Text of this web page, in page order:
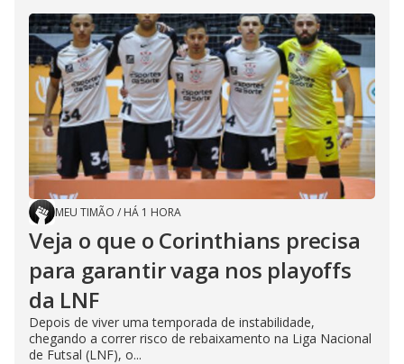
MEU TIMÃO / HÁ 1 HORA
Veja o que o Corinthians precisa
para garantir vaga nos playoffs
da LNF
Depois de viver uma temporada de instabilidade,
chegando a correr risco de rebaixamento na Liga Nacional
de Futsal (LNF), o...